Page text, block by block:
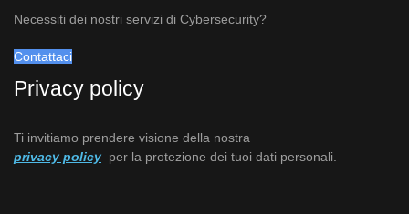
Necessiti dei nostri servizi di Cybersecurity?
Contattaci
Privacy policy
Ti invitiamo prendere visione della nostra
privacy policy per la protezione dei tuoi dati personali.